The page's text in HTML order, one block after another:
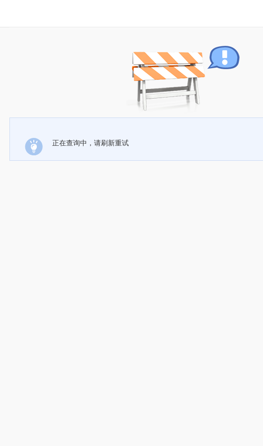
正在查询中，请刷新重试